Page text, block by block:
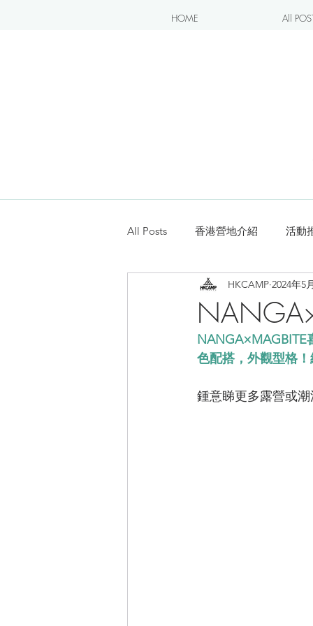
HOME All
All Posts 香港營地介紹 活動
露營blogger分享 新手入坑
CAMPER音樂電影
HKCAMP 2024年5
NANGA×MAGBITE
色配搭，外觀型格！
鍾意睇更多露營或